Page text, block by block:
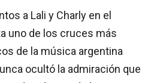
a Lali y Charly en el
uno de los cruces más
de la música argentina
ocultó la admiración que